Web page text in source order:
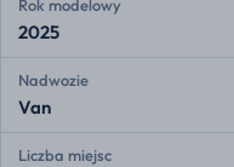
Rok modelowy
2025
Nadwozie
Van
Liczba miejsc